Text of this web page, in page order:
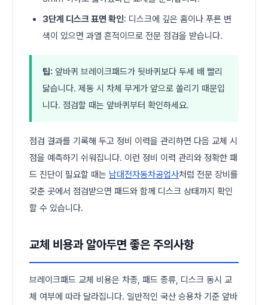
3단계 디스크 표면 확인: 디스크에 깊은 홈이나 푸른 변
색이 있으면 과열 흔적이므로 전문 점검을 받습니다.
팁: 앞바퀴 브레이크패드가 뒷바퀴보다 두세 배 빨리
닳습니다. 제동 시 차체 무게가 앞으로 쏠리기 때문입
니다. 점검할 때는 앞바퀴부터 확인하세요.
점검 결과를 기록해 두고 정비 이력을 관리하면 다음 교체 시
점을 예측하기 쉬워집니다. 이런 정비 이력 관리와 정확한 패
드 진단이 필요할 때는 남대전자동차공업사처럼 전문 장비를
갖춘 곳에서 점검받으면 패드와 함께 디스크 상태까지 확인
할 수 있습니다.
교체 비용과 알아두면 좋은 주의사항
브레이크패드 교체 비용은 차종, 패드 종류, 디스크 동시 교
체 여부에 따라 달라집니다. 일반적인 국산 승용차 기준 앞바